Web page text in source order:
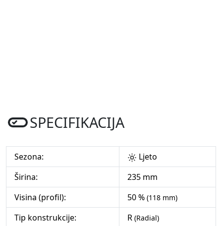
SPECIFIKACIJA
Sezona:
Ljeto
Širina:
235 mm
Visina (profil):
50 % (118 mm)
Tip konstrukcije: R (Radial)